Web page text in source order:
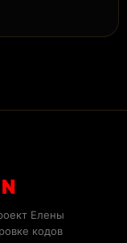
Елены
кодов